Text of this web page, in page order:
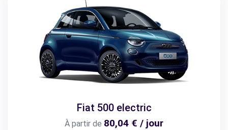
Fiat 500 electric
À partir de 80,04 € / jour